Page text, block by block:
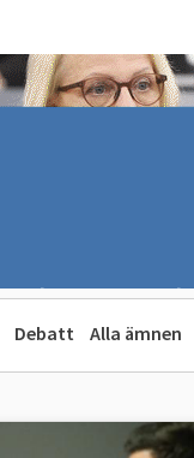
Debatt Alla ämnen